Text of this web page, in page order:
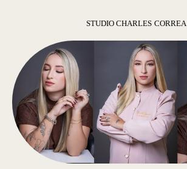
STUDIO CHARLES CORREA